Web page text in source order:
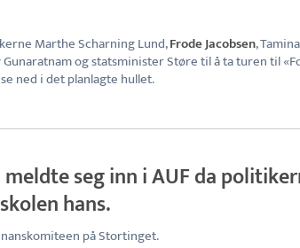
Marthe Scharning Lund,Frode Jacobsen, Tamina
og statsminister Støre til å ta turen til
ned i det planlagte hullet.
meldte seg inn i AUF da
hans.
på Stortinget.